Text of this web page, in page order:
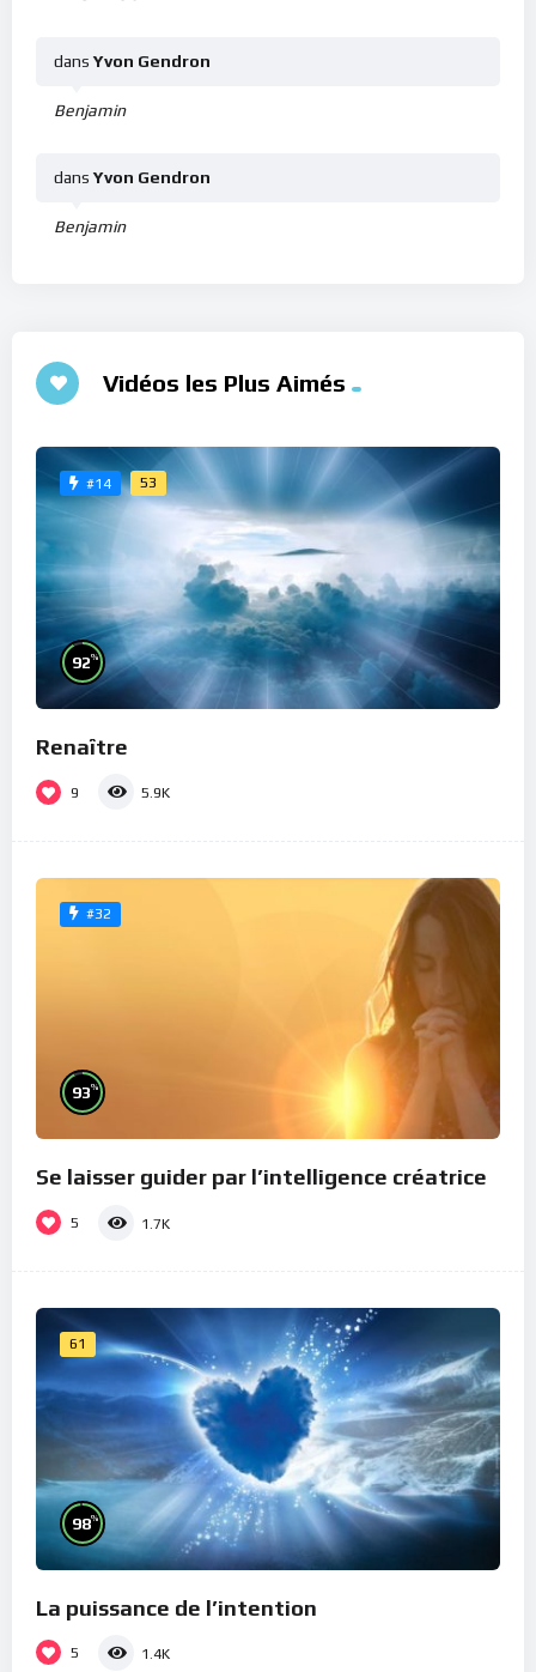
Benjamin
dans Yvon Gendron
Benjamin
dans Yvon Gendron
Vidéos les Plus Aimés
#14 53
92%
Renaître
9 5.9K
#32
93%
Se laisser guider par l’intelligence créatrice
5 1.7K
61
98%
La puissance de l’intention
5 1.4K